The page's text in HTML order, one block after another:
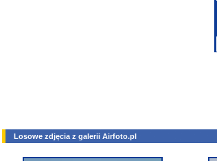
Losowe zdjęcia z galerii Airfoto.pl